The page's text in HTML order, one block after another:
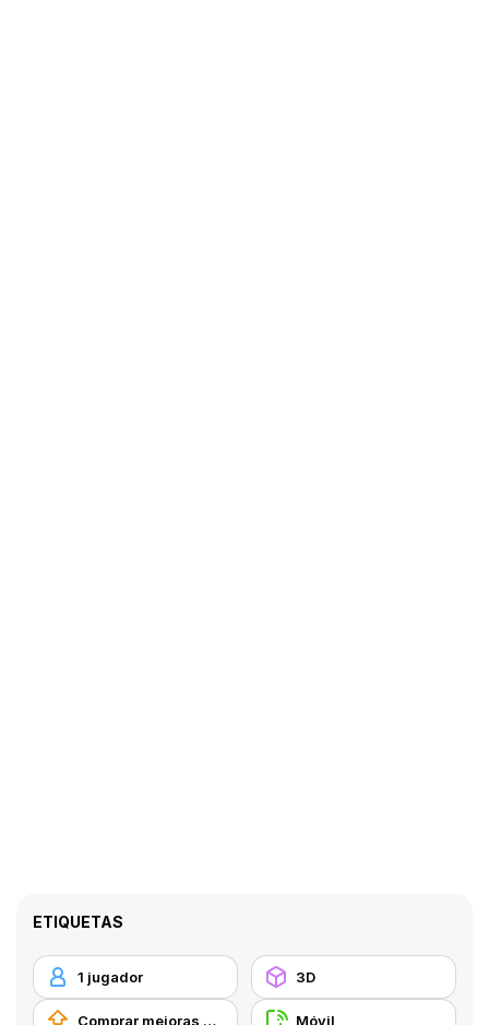
ETIQUETAS
1 jugador 3D
Comprar mejoras de equipamiento Móvil